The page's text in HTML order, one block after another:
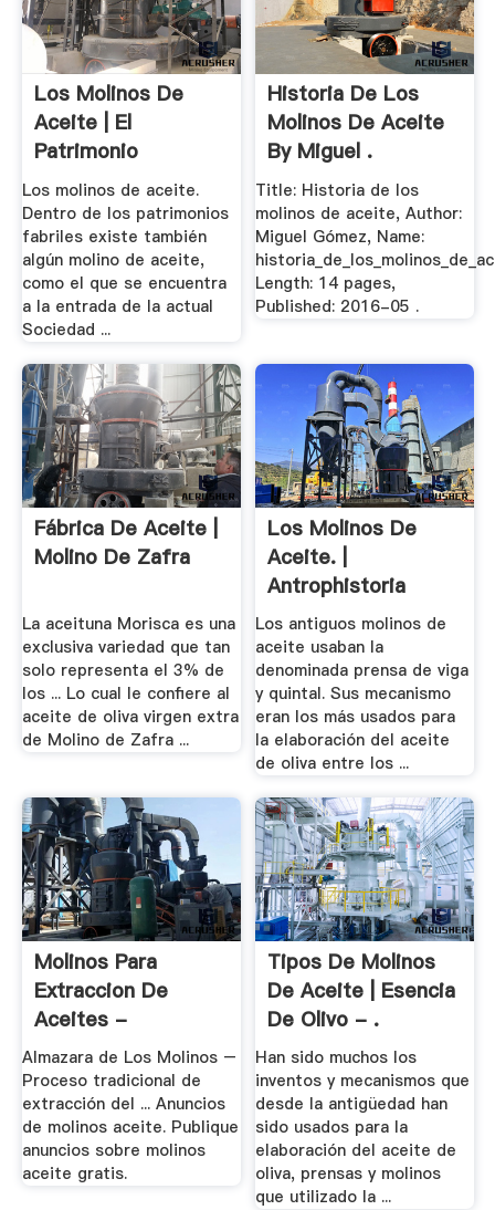
Los Molinos De
Aceite | El
Patrimonio
Industrial De ...
Los molinos de aceite.
Dentro de los patrimonios
fabriles existe también
algún molino de aceite,
como el que se encuentra
a la entrada de la actual
Sociedad ...
Historia De Los
Molinos De Aceite
By Miguel .
Title: Historia de los
molinos de aceite, Author:
Miguel Gómez, Name:
Length: 14 pages,
Published: 2016-05 .
Fábrica De Aceite |
Molino De Zafra
La aceituna Morisca es una
exclusiva variedad que tan
solo representa el 3% de
los ... Lo cual le confiere al
aceite de oliva virgen extra
de Molino de Zafra ...
Los Molinos De
Aceite. |
Antrophistoria
Los antiguos molinos de
aceite usaban la
denominada prensa de viga
y quintal. Sus mecanismo
eran los más usados para
la elaboración del aceite
de oliva entre los ...
Molinos Para
Extraccion De
Aceites -
Trituradora .
Almazara de Los Molinos –
Proceso tradicional de
extracción del ... Anuncios
de molinos aceite. Publique
anuncios sobre molinos
aceite gratis.
Tipos De Molinos
De Aceite | Esencia
De Olivo - .
Han sido muchos los
inventos y mecanismos que
desde la antigüedad han
sido usados para la
elaboración del aceite de
oliva, prensas y molinos
que utilizado la ...